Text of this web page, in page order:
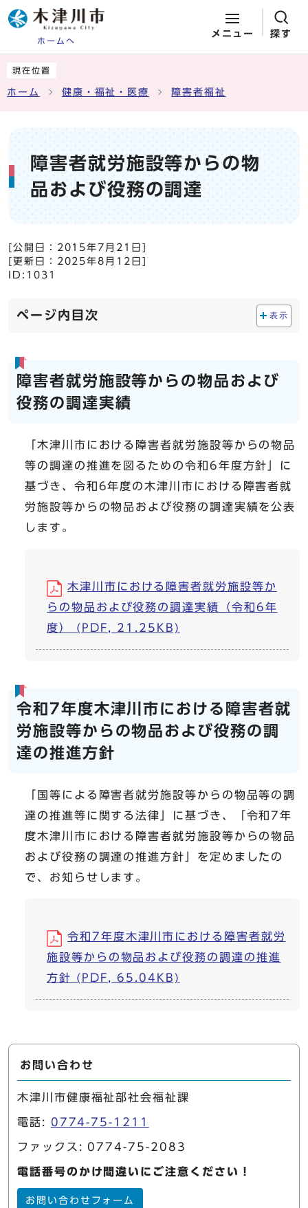
ホームへ
メニュー 探す
現在位置
ホーム 健康・福祉・医療 障害者福祉
障害者就労施設等からの物
品および役務の調達
[公開日： 2015年7月21日
[更新日： 2025年8月12日
ID:1031
ページ内目次 表示
障害者就労施設等からの物品および
役務の調達実績
「木津川市における障害者就労施設等からの物品
等の調達の推進を図るための令和6年度方針」に
基づき、令和6年度の木津川市における障害者就
労施設等からの物品および役務の調達実績を公表
します。
木津川市における障害者就労施設等か
らの物品および役務の調達実績（令和6年
度） (PDF, 21.25KB)
令和7年度木津川市における障害者就
労施設等からの物品および役務の調
達の推進方針
「国等による障害者就労施設等からの物品等の調
達の推進等に関する法律」に基づき、「令和7年
度木津川市における障害者就労施設等からの物品
および役務の調達の推進方針」を定めましたの
で、お知らせします。
令和7年度木津川市における障害者就労
施設等からの物品および役務の調達の推進
方針 (PDF, 65.04KB)
お問い合わせ
木津川市健康福祉部社会福祉課
電話: 0774-75-1211
ファックス: 0774-75-2083
電話番号のかけ間違いにご注意ください！
お問い合わせフォーム